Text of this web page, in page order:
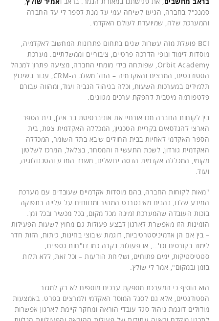
סמנכ"ל בחברה, הגיעו לשיחה עמי על מנת לספר לי על החברה
והמערכת שלה, שמיועדת לעולם האקדמי.
BCI פועלת מזה עשרות שנים בתחום פתרונות המחשוב לאקדמיה,
מוסדות לימוד וגופי הדרכה פרטיים, ציבוריים וממשלתיים. מערכת
Orbit Academy, שפותחה בידי מומחי החברה, מציעה פתרון למנהל
הסטודנטים, המרצים והאקדמיה – החל משלב ה-CRM, עבור בשיבוץ
תלמידים במערכות השעות, וכלה בניהול הגביה ועוד, ומהווה עבורם
פלטפורמה מיטבית להפקת ערכים מגוונים.
בין לקוחות החברה מנו אורחיי את אוניברסיטת בר אילן, בית הספר
הארצי להנדסאים בקריית הטכניון, המכללה האקדמית צפת, בית
הספר האקדמי לאחיות בבית החולים שיבא בתל השומר, המכללה
האקדמית גורדון, לשכת התעשייה והמסחר, בצלאל, המרכז לשלטון
מקומי, המכללה אקדמית הדסה ירושלים, משרד המדע והטכנולוגיה,
ועוד.
"מאות לקוחות החברה, בהם מוסדות אקדמיים שעובדים עם מערכת
המידע שלנו, נהנים מאינטרנט המהיר ומדווחים על עלייה בתפוקה
בזכות העובדה שהמערכת זמינה מכל מקום, בכל מכשיר ובכל זמן.
הזמינות הזו מאפשרת לארגון לבצע פעולות גם מחוץ לשעות הפעילות
– בין אם הן אדמיניסטרטיביות, דוגמת שיבוצי בחינות, כיתות, הזזת חדר
לימוד בקורסים וכו'…, או פעולות בקרה כמו דו"חות כספיים,
סטטיסטיקות, ימים פתוחים, ושליחת הודעות – וכל זאת, ללא תלות
בזמן ובמקום", אמר לי שולץ.
הוא הוסיף כי המערכת מספקת ערכים מוספים לא רק למגזר
הסטודנטים, אלא גם לסגל המוסד האקדמי ולמרצים בפרט. באמצעות
מודולים דוגמת ניהול סגל עובדי הוראה ומחקר קיימת לארגון אפשרות